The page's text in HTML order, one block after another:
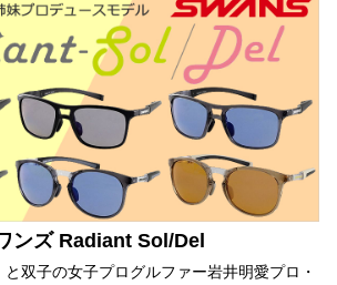
ンズ Radiant Sol/Del
双子の女子プログルファー岩井明愛プロ・